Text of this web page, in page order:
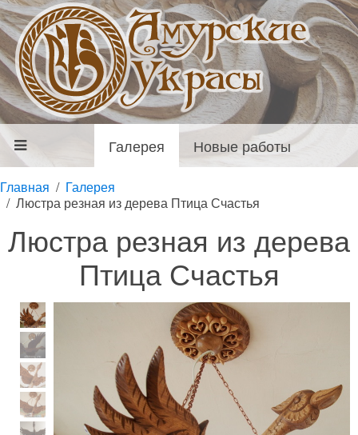
Галерея Новые работы
Главная
Галерея
Люстра резная из дерева Птица Счастья
Люстра резная из дерева
Птица Счастья